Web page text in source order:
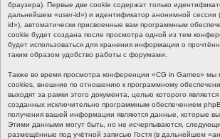
браузера). Первые две cookie содержат только
дальнейшем «user-id») и идентификатор анонимной сессии
id»), автоматически присвоенные вам программным
cookie будет создана после просмотра одной из тем
будет использоваться для хранения информации о
таким образом удобство работы с форумами.
Также во время просмотра конференции «CG in Games» мы
cookies, внешние по отношению к программному
выходят за рамки этого документа, целью которого
созданных исключительно программным обеспечением
получения вашей информации являются данные, которые
Этими данными могут быть, но не исчерпываются,
размещённые под учётной записью Гостя (в дальнейшем